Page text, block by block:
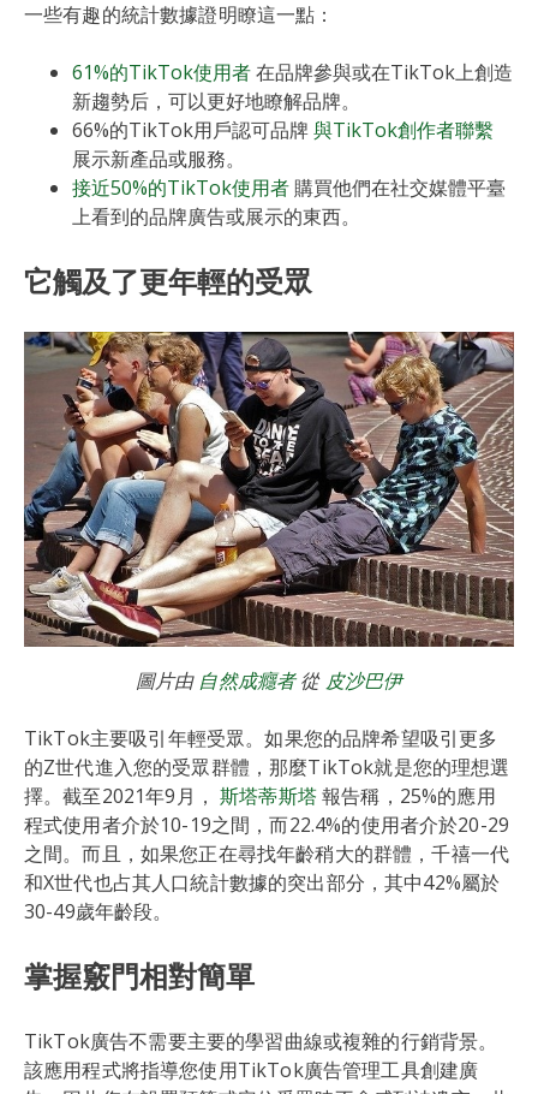
一些有趣的統計數據證明瞭這一點：
61%的TikTok使用者在品牌參與或在TikTok上創造
新趨勢后，可以更好地瞭解品牌。
66%的TikTok用戶認可品牌與TikTok創作者聯繫
展示新產品或服務。
接近50%的TikTok使用者購買他們在社交媒體平臺
上看到的品牌廣告或展示的東西。
它觸及了更年輕的受眾
圖片由 自然成癮者從 皮沙巴伊
TikTok主要吸引年輕受眾。如果您的品牌希望吸引更多
的Z世代進入您的受眾群體，那麼TikTok就是您的理想選
擇。截至2021年9月，斯塔蒂斯塔報告稱，25%的應用
程式使用者介於10-19之間，而22.4%的使用者介於20-29
之間。而且，如果您正在尋找年齡稍大的群體，千禧一代
和X世代也占其人口統計數據的突出部分，其中42%屬於
30-49歲年齡段。
掌握竅門相對簡單
TikTok廣告不需要主要的學習曲線或複雜的行銷背景。
該應用程式將指導您使用TikTok廣告管理工具創建廣